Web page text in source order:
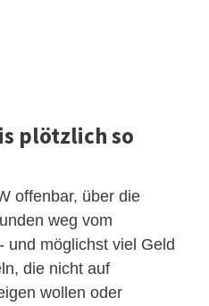
plötzlich so
offenbar, über die
weg vom
und möglichst viel Geld
die nicht auf
wollen oder